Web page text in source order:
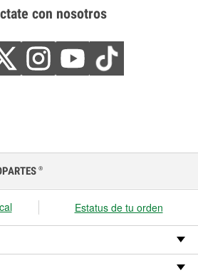
con nosotros
®
Estatus de tu orden